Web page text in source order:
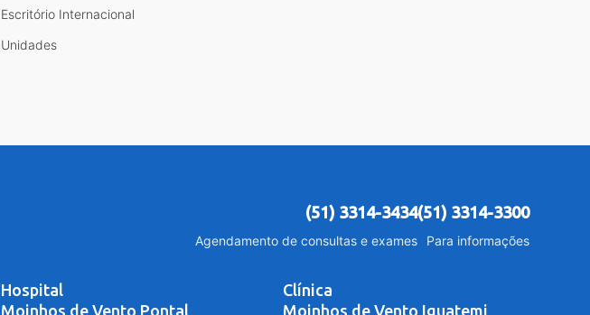
Escritório Internacional
Unidades
(51) 3314-3434
Agendamento de consultas e exames
(51) 3314-3300
Para informações
Hospital
Moinhos de Vento Pontal
Clínica
Moinhos de Vento Iguatemi